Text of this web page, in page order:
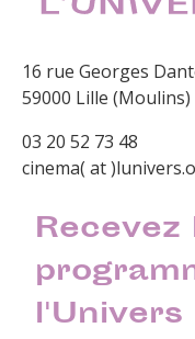
16 rue Georges
59000 Lille (Moulins)
03 20 52 73 48
cinema( at
Recevez
l'Univers